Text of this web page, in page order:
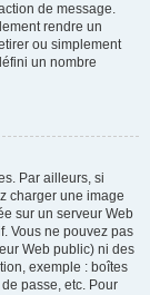
de message.
rendre un
ou simplement
un nombre
Par ailleurs, si
charger une image
sur un serveur Web
Vous ne pouvez pas
Web public) ni des
exemple : boîtes
passe, etc. Pour